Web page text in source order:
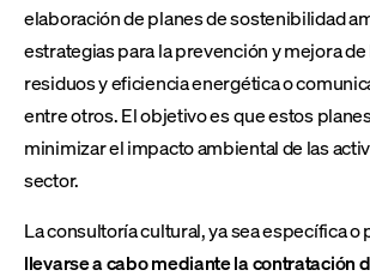
elaboración de planes de sostenibilidad
estrategias para la prevención y mejora
residuos y eficiencia energética o
entre otros. El objetivo es que estos
minimizar el impacto ambiental de las
sector.
La consultoría cultural, ya sea específica
llevarse a cabo mediante la contratación